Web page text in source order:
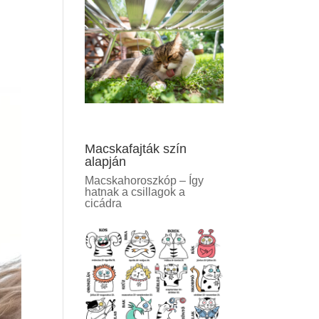
Macskafajták szín
alapján
Macskahoroszkóp – Így
hatnak a csillagok a
cicádra